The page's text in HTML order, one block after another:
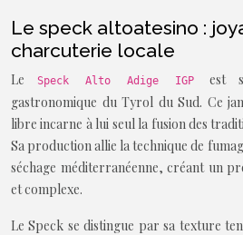
Le speck altoatesino :
charcuterie locale
Le Speck Alto Adige IGPest
gastronomique du Tyrol du Sud. Ce
libre incarne à lui seul la fusion des
Sa production allie la technique de
séchage méditerranéenne, créant un
et complexe.
Le Speck se distingue par sa texture